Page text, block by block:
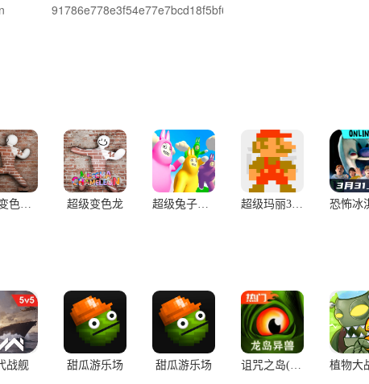
91786e778e3f54e77e7bcd18f5bf6ed9
超级变色龙仿制版 超级变色龙 超级兔子人联机版 超级玛丽3D联机版（火山哥哥自制）
战舰 甜瓜游乐场 甜瓜游乐场 诅咒之岛(辅助菜单)